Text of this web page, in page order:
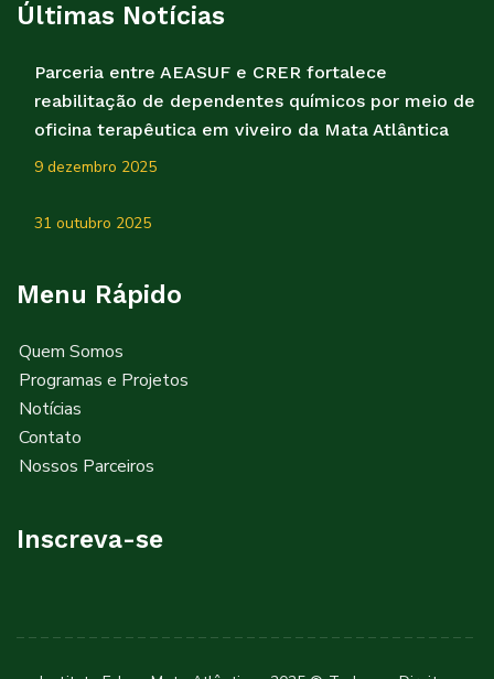
Últimas Notícias
Parceria entre AEASUF e CRER fortalece
reabilitação de dependentes químicos por meio de
oficina terapêutica em viveiro da Mata Atlântica
9 dezembro 2025
31 outubro 2025
Menu Rápido
Quem Somos
Programas e Projetos
Notícias
Contato
Nossos Parceiros
Inscreva-se